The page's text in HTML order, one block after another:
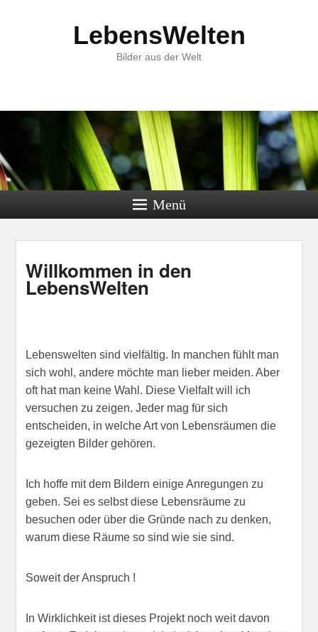
LebensWelten
Bilder aus der Welt
Menü
Willkommen in den
LebensWelten
Lebenswelten sind vielfältig. In manchen fühlt man
sich wohl, andere möchte man lieber meiden. Aber
oft hat man keine Wahl. Diese Vielfalt will ich
versuchen zu zeigen. Jeder mag für sich
entscheiden, in welche Art von Lebensräumen die
gezeigten Bilder gehören.
Ich hoffe mit dem Bildern einige Anregungen zu
geben. Sei es selbst diese Lebensräume zu
besuchen oder über die Gründe nach zu denken,
warum diese Räume so sind wie sie sind.
Soweit der Anspruch !
In Wirklichkeit ist dieses Projekt noch weit davon